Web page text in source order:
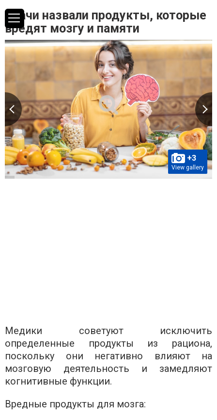
Врачи назвали продукты, которые
вредят мозгу и памяти
+3
View gallery
Медики советуют исключить
определенные продукты из рациона,
поскольку они негативно влияют на
мозговую деятельность и замедляют
когнитивные функции.
Вредные продукты для мозга: